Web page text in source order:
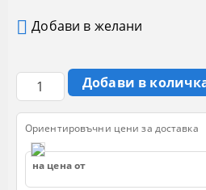
Добави в желани
Ориентировъчни цени за доставка
на цена от